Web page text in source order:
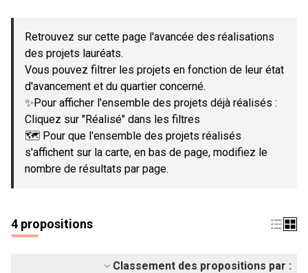
−
Retrouvez sur cette page l'avancée des réalisations
des projets lauréats.
Vous pouvez filtrer les projets en fonction de leur état
d'avancement et du quartier concerné.
✨Pour afficher l'ensemble des projets déjà réalisés :
Cliquez sur "Réalisé" dans les filtres
🗺️ Pour que l'ensemble des projets réalisés
s'affichent sur la carte, en bas de page, modifiez le
nombre de résultats par page.
4 propositions
Classement des propositions par :